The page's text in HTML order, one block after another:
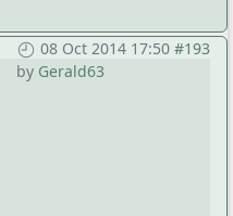
08 Oct 2014 17:50 #193
by Gerald63